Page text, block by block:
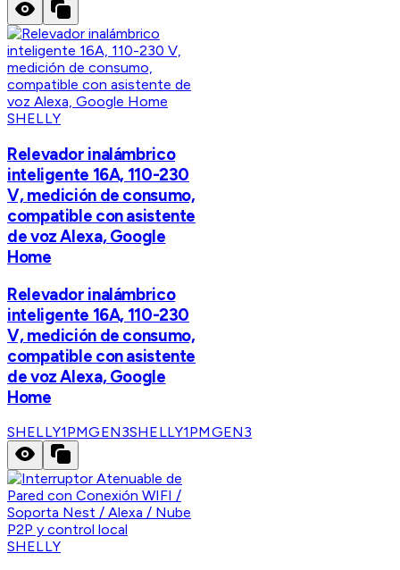
SHELLY
Relevador inalámbrico
inteligente 16A, 110-230
V, medición de consumo,
compatible con asistente
de voz Alexa, Google
Home
Relevador inalámbrico
inteligente 16A, 110-230
V, medición de consumo,
compatible con asistente
de voz Alexa, Google
Home
SHELLY1PMGEN3SHELLY1PMGEN3
SHELLY